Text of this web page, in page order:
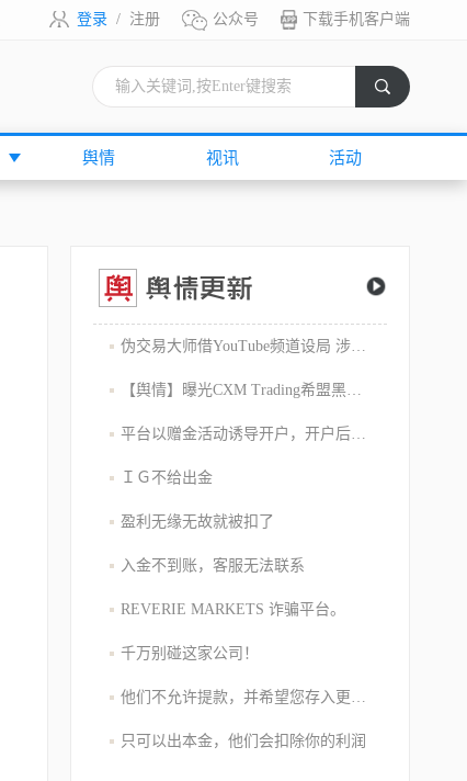
登录 / 注册 公众号 下载手机客户端
舆情 视讯 活动
伪交易大师借YouTube频道设局 涉嫌1800万美元庞氏骗局
【舆情】曝光CXM Trading希盟黑幕：平台擅自下单 异常交易致30多万美金账户爆仓 客户资金遭无故转移
平台以赠金活动诱导开户，开户后入金容易出金难，难细究
ＩＧ不给出金
盈利无缘无故就被扣了
入金不到账，客服无法联系
REVERIE MARKETS 诈骗平台。
千万别碰这家公司！
他们不允许提款，并希望您存入更多的资金
只可以出本金，他们会扣除你的利润